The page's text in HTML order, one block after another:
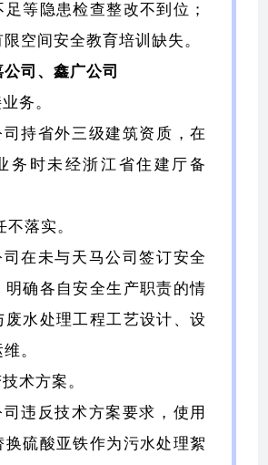
等隐患检查整改不到位；
空间安全教育培训缺失。
公司、鑫广公司
务。
司持省外三级建筑资质，在
务时未经浙江省住建厅备
落实。
司在未与天马公司签订安全
明确各自安全生产职责的情
废水处理工程工艺设计、设
。
术方案。
违反技术方案要求，使用
换硫酸亚铁作为污水处理絮